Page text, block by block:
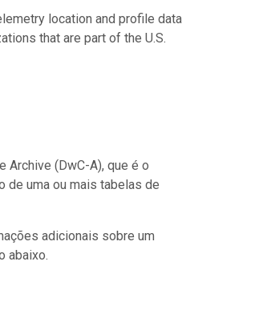
location and profile data
that are part of the U.S.
Archive (DwC-A), que é o
de uma ou mais tabelas de
adicionais sobre um
abaixo.